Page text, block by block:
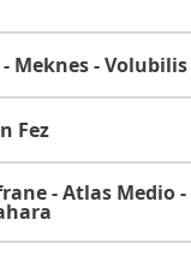
Meknes - Volubilis
Fez
- Atlas Medio